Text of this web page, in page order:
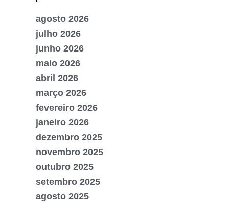
agosto 2026
julho 2026
junho 2026
maio 2026
abril 2026
março 2026
fevereiro 2026
janeiro 2026
dezembro 2025
novembro 2025
outubro 2025
setembro 2025
agosto 2025